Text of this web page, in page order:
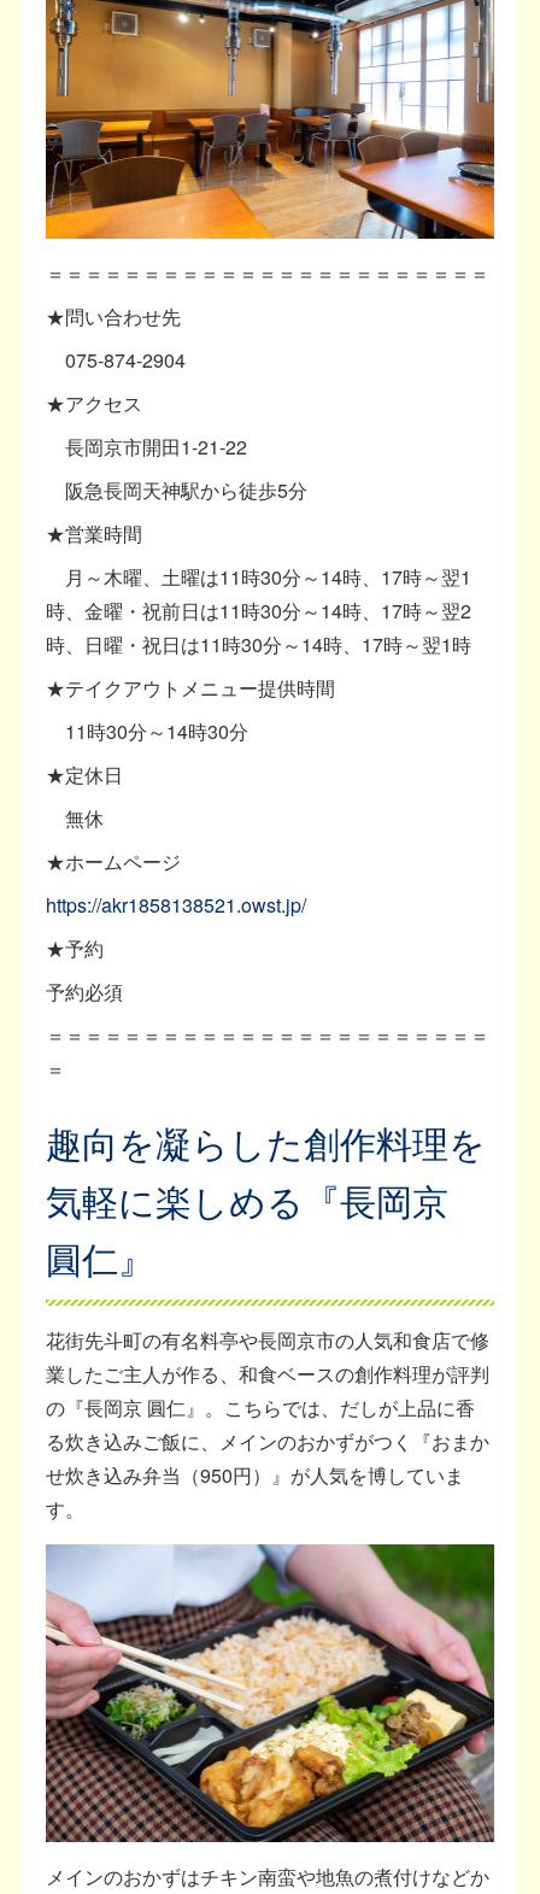
＝＝＝＝＝＝＝＝＝＝＝＝＝＝＝＝＝＝＝＝＝＝＝
★問い合わせ先
075-874-2904
★アクセス
長岡京市開田1-21-22
阪急長岡天神駅から徒歩5分
★営業時間
月～木曜、土曜は11時30分～14時、17時～翌1
時、金曜・祝前日は11時30分～14時、17時～翌2
時、日曜・祝日は11時30分～14時、17時～翌1時
★テイクアウトメニュー提供時間
11時30分～14時30分
★定休日
無休
★ホームページ
https://akr1858138521.owst.jp/
★予約
予約必須
＝＝＝＝＝＝＝＝＝＝＝＝＝＝＝＝＝＝＝＝＝＝＝
＝
趣向を凝らした創作料理を
気軽に楽しめる『長岡京
圓仁』
花街先斗町の有名料亭や長岡京市の人気和食店で修
業したご主人が作る、和食ベースの創作料理が評判
の『長岡京 圓仁』。こちらでは、だしが上品に香
る炊き込みご飯に、メインのおかずがつく『おまか
せ炊き込み弁当（950円）』が人気を博していま
す。
メインのおかずはチキン南蛮や地魚の煮付けなどか